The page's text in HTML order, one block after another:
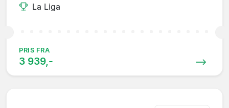
La Liga
PRIS FRA
3 939,-